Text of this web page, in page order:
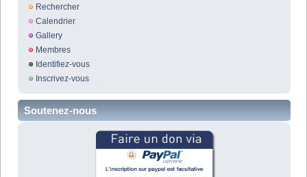
Rechercher
Calendrier
Gallery
Membres
Identifiez-vous
Inscrivez-vous
Soutenez-nous